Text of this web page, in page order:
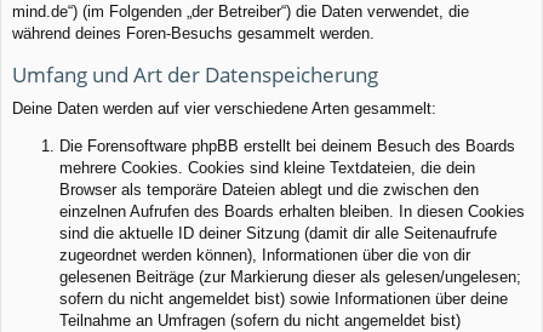
f
mind.de“) (im Folgenden „der Betreiber“) die Daten verwendet, die
während deines Foren-Besuchs gesammelt werden.
Umfang und Art der Datenspeicherung
Deine Daten werden auf vier verschiedene Arten gesammelt:
Die Forensoftware phpBB erstellt bei deinem Besuch des Boards
mehrere Cookies. Cookies sind kleine Textdateien, die dein
Browser als temporäre Dateien ablegt und die zwischen den
einzelnen Aufrufen des Boards erhalten bleiben. In diesen Cookies
sind die aktuelle ID deiner Sitzung (damit dir alle Seitenaufrufe
zugeordnet werden können), Informationen über die von dir
gelesenen Beiträge (zur Markierung dieser als gelesen/ungelesen;
sofern du nicht angemeldet bist) sowie Informationen über deine
Teilnahme an Umfragen (sofern du nicht angemeldet bist)